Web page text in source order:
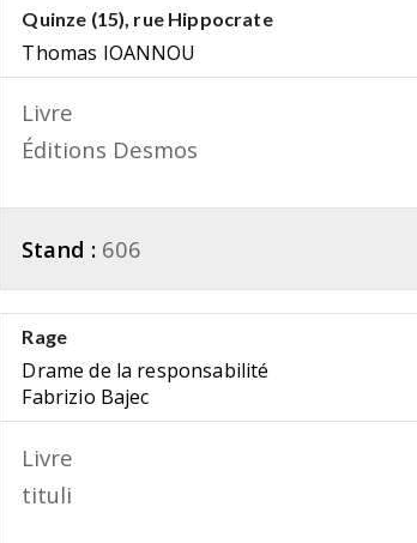
Quinze (15), rue Hippocrate
Thomas IOANNOU
Livre
Éditions Desmos
Stand : 606
Rage
Drame de la responsabilité
Fabrizio Bajec
Livre
tituli